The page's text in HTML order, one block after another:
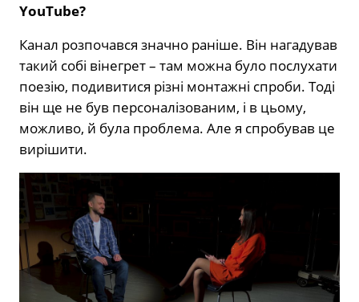
YouTube?
Канал розпочався значно раніше. Він нагадував
такий собі вінегрет – там можна було послухати
поезію, подивитися різні монтажні спроби. Тоді
він ще не був персоналізованим, і в цьому,
можливо, й була проблема. Але я спробував це
вирішити.